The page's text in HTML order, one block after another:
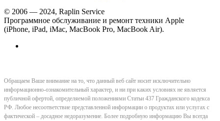
© 2006 — 2024, Raplin Service
Программное обслуживание и ремонт техники Apple
(iPhone, iPad, iMac, MacBook Pro, MacBook Air).
Обращаем Ваше внимание на то, что данный веб сайт носит исключительно
информационно-ознакомительный характер, и ни при каких условиях не является
публичной офертой, определяемой положениями Статьи 437 Гражданского кодекса
РФ. Любое несоответствие представленной информации о продуктах или услугах с
фактической – досадное недоразумение. Более подробную информацию Вы всегда